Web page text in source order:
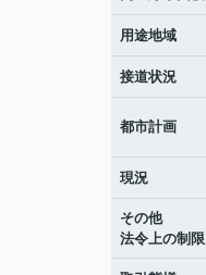
用途地域
接道状況
都市計画
現況
その他
法令上の制限